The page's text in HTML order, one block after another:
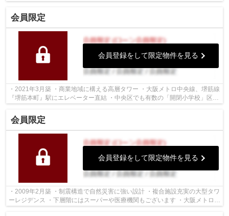
会員限定
会員登録をして限定物件を見る
・2021年3月築 ・商業地域に構える高層タワー ・大阪メトロ中央線、堺筋線
『堺筋本町』駅にエレベーター直結 ・中央区でも有数の「開閉小学校」区内
会員限定
会員登録をして限定物件を見る
・2009年2月築 ・制震構造で自然災害に強い設計 ・複合施設充実の大型タワ
ーレジデンス ・下層階にはスーパーや医療機関もございます ・大阪メトロ堺